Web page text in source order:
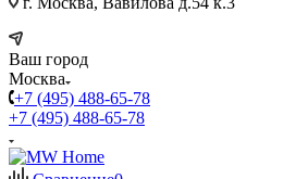
Ваш город
Москва
+7 (495) 488-65-78
+7 (495) 488-65-78